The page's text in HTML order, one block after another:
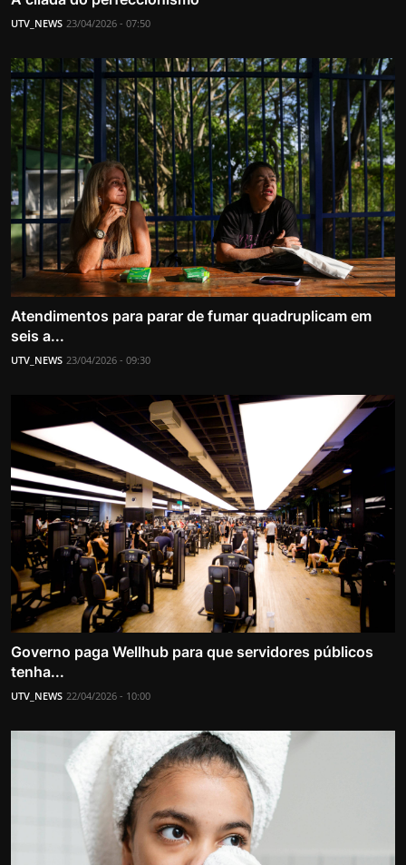
UTV_NEWS 23/04/2026 - 07:50
Atendimentos para parar de fumar quadruplicam em
seis a...
UTV_NEWS 23/04/2026 - 09:30
Governo paga Wellhub para que servidores públicos
tenha...
UTV_NEWS 22/04/2026 - 10:00